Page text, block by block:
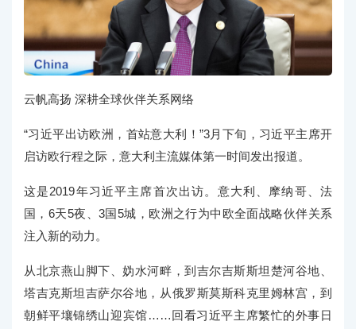
云帆高扬 深耕全球伙伴关系网络
“习近平出访欧洲，首站意大利！”3月下旬，习近平主席开
启访欧行程之际，意大利主流媒体第一时间发出报道。
这是2019年习近平主席首次出访。意大利、摩纳哥、法
国，6天5夜、3国5城，欧洲之行为中欧全面战略伙伴关系
注入新的动力。
从北京燕山脚下、妫水河畔，到吉尔吉斯斯坦楚河谷地、
塔吉克斯坦吉萨尔谷地，从俄罗斯莫斯科克里姆林宫，到
朝鲜平壤锦绣山迎宾馆……回看习近平主席繁忙的外事日